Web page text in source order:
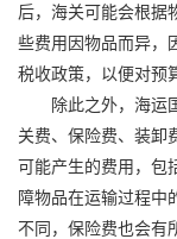
后，海关可能会根据
些费用因物品而异，
税收政策，以便对预
除此之外，海运
关费、保险费、装卸
可能产生的费用，包
障物品在运输过程中
不同，保险费也会有